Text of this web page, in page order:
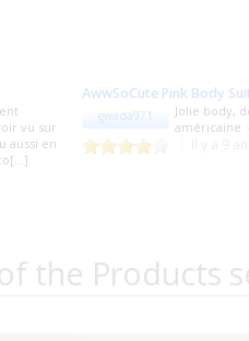
vu sur
aussi en
AwwSoCute Pink Body
gwada971
Jolie body,
américaine
the Products